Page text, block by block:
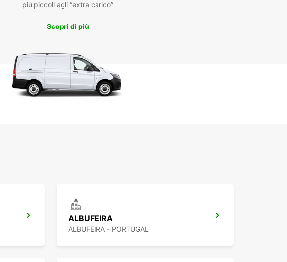
più piccoli agli “extra carico”
Scopri di più
ALBUFEIRA
ALBUFEIRA - PORTUGAL